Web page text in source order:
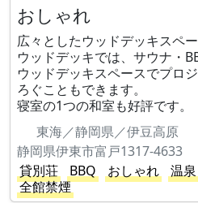
おしゃれ
広々としたウッドデッキスペー
ウッドデッキでは、サウナ・
ウッドデッキスペースでプロ
ろぐこともできます。
寝室の1つの和室も好評です。
東海／静岡県／伊豆高原
静岡県伊東市富戸1317-4633
貸別荘
BBQ おしゃれ 温泉
全館禁煙